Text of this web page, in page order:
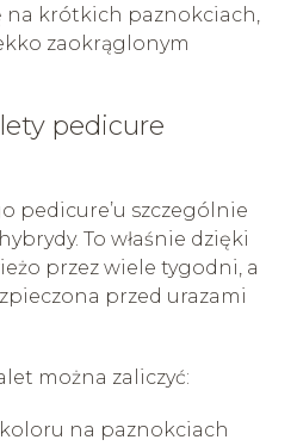
na krótkich paznokciach,
zaokrąglonym
pedicure
pedicure’u szczególnie
To właśnie dzięki
przez wiele tygodni, a
przed urazami
można zaliczyć:
na paznokciach